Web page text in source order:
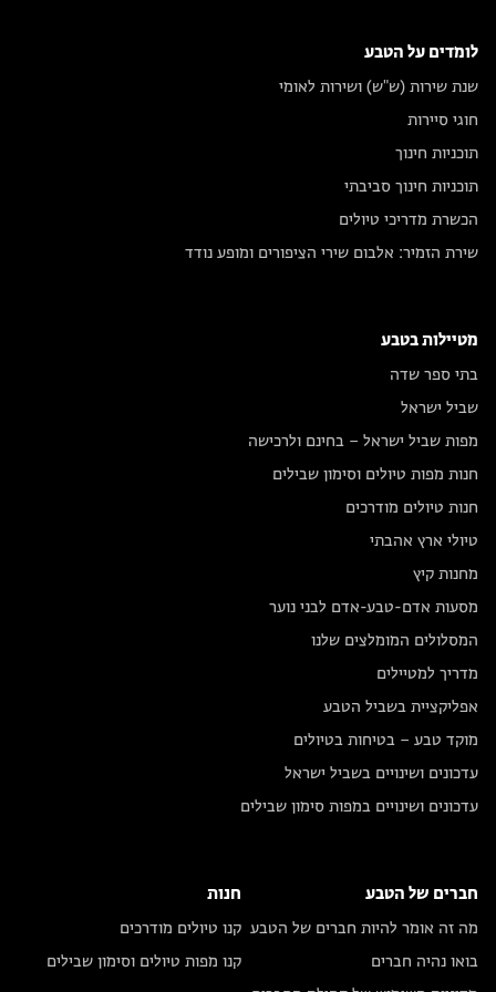
לומדים על הטבע
שנת שירות (ש"ש) ושירות לאומי
חוגי סיירות
תוכניות חינוך
תוכניות חינוך סביבתי
הכשרת מדריכי טיולים
שירת הזמיר: אלבום שירי הציפורים ומופע נודד
מטיילות בטבע
בתי ספר שדה
שביל ישראל
מפות שביל ישראל – בחינם ולרכישה
חנות מפות טיולים וסימון שבילים
חנות טיולים מודרכים
טיולי ארץ אהבתי
מחנות קיץ
מסעות אדם-טבע-אדם לבני נוער
המסלולים המומלצים שלנו
מדריך למטיילים
אפליקציית בשביל הטבע
מוקד טבע – בטיחות בטיולים
עדכונים ושינויים בשביל ישראל
עדכונים ושינויים במפות סימון שבילים
חברים של הטבע
מה זה אומר להיות חברים של הטבע
בואו נהיה חברים
חנות
קנו טיולים מודרכים
קנו מפות טיולים וסימון שבילים